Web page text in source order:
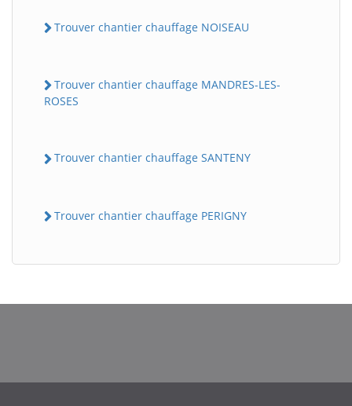
Trouver chantier chauffage NOISEAU
Trouver chantier chauffage MANDRES-LES-
ROSES
Trouver chantier chauffage SANTENY
Trouver chantier chauffage PERIGNY
BatiWebPro